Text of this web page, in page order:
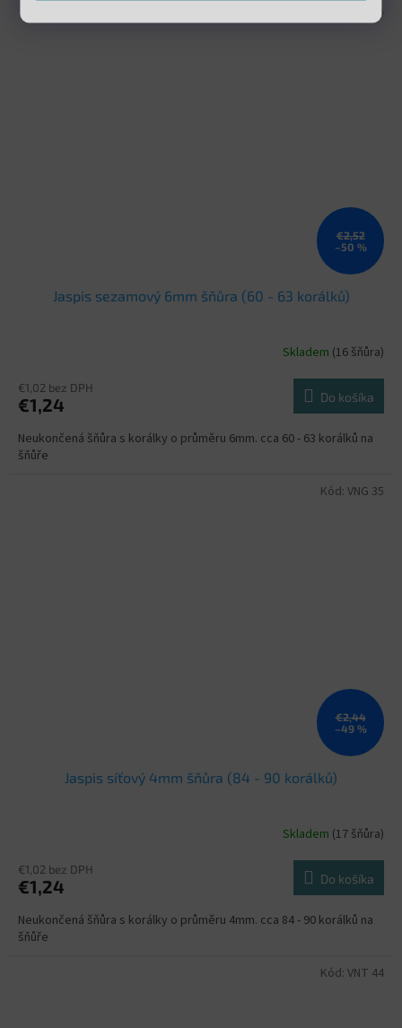
€2,52
–50 %
Jaspis sezamový 6mm šňůra (60 - 63 korálků)
Skladem (16 šňůra)
€1,02 bez DPH
€1,24 Do košíka
Neukončená šňůra s korálky o průměru 6mm. cca 60 - 63 korálků na
šňůře
VNK 31A
€2,44
–49 %
Jaspis síťový 4mm šňůra (84 - 90 korálků)
Skladem (17 šňůra)
€1,02 bez DPH
€1,24 Do košíka
Neukončená šňůra s korálky o průměru 4mm. cca 84 - 90 korálků na
šňůře
Kód: VNG 35
Kód: VNT 44